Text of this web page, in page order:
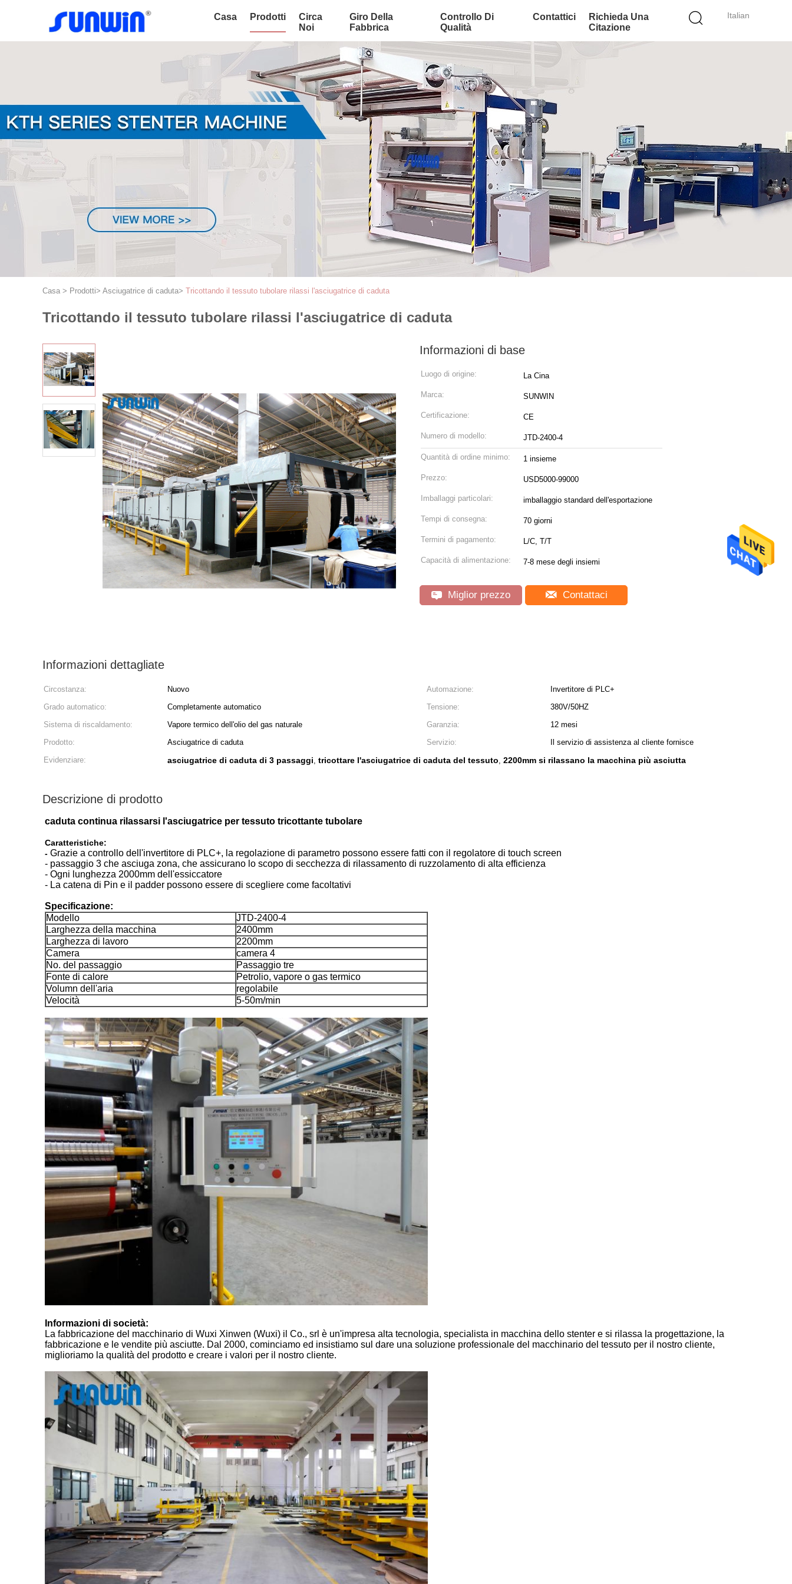
Italian
Casa Prodotti
Circa
Noi
Giro Della
Fabbrica
Controllo Di
Qualità
Contattici
Richieda Una
Citazione
Casa > Prodotti> Asciugatrice di caduta> Tricottando il tessuto tubolare rilassi l'asciugatrice di caduta
Tricottando il tessuto tubolare rilassi l'asciugatrice di caduta
Informazioni di base
Luogo di origine: La Cina
Marca: SUNWIN
Certificazione: CE
Numero di modello: JTD-2400-4
Quantità di ordine minimo: 1 insieme
Prezzo: USD5000-99000
Imballaggi particolari: imballaggio standard dell'esportazione
Tempi di consegna: 70 giorni
Termini di pagamento: L/C, T/T
Capacità di alimentazione: 7-8 mese degli insiemi
Miglior prezzo Contattaci
Informazioni dettagliate
Circostanza: Nuovo Automazione:
Invertitore di PLC+
Grado automatico:
Completamente automatico Tensione:
380V/50HZ
Sistema di riscaldamento:
Vapore termico dell'olio del gas naturale Garanzia:
12 mesi
Prodotto:
Asciugatrice di caduta Servizio:
Il servizio di assistenza al cliente fornisce
Evidenziare:
asciugatrice di caduta di 3 passaggi, tricottare l'asciugatrice di caduta del tessuto, 2200mm si rilassano la macchina più asciutta
Descrizione di prodotto
caduta continua rilassarsi l'asciugatrice per tessuto tricottante tubolare
Caratteristiche:
- Grazie a controllo dell'invertitore di PLC+, la regolazione di parametro possono essere fatti con il regolatore di touch screen
- passaggio 3 che asciuga zona, che assicurano lo scopo di secchezza di rilassamento di ruzzolamento di alta efficienza
- Ogni lunghezza 2000mm dell'essiccatore
- La catena di Pin e il padder possono essere di scegliere come facoltativi
Specificazione:
Modello
JTD-2400-4
Larghezza della macchina
2400mm
Larghezza di lavoro
2200mm
Camera
camera 4
No. del passaggio
Passaggio tre
Fonte di calore
Petrolio, vapore o gas termico
Volumn dell'aria
regolabile
Velocità
5-50m/min
Informazioni di società:
La fabbricazione del macchinario di Wuxi Xinwen (Wuxi) il Co., srl è un'impresa alta tecnologia, specialista in macchina dello stenter e si rilassa la progettazione, la
fabbricazione e le vendite più asciutte. Dal 2000, cominciamo ed insistiamo sul dare una soluzione professionale del macchinario del tessuto per il nostro cliente,
miglioriamo la qualità del prodotto e creare i valori per il nostro cliente.